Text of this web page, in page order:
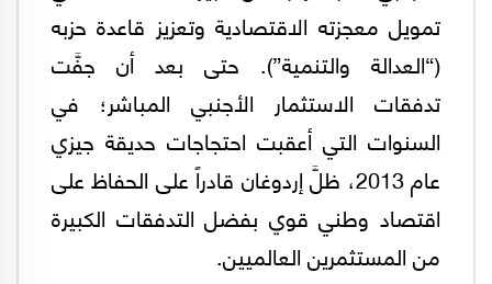
تمويل معجزته الاقتصادية وتعزيز قاعدة حزبه
(“العدالة والتنمية”). حتى بعد أن جفَّت
تدفقات الاستثمار الأجنبي المباشر؛ في
السنوات التي أعقبت احتجاجات حديقة جيزي
عام 2013، ظلَّ إردوغان قادراً على الحفاظ على
اقتصاد وطني قوي بفضل التدفقات الكبيرة
من المستثمرين العالميين.